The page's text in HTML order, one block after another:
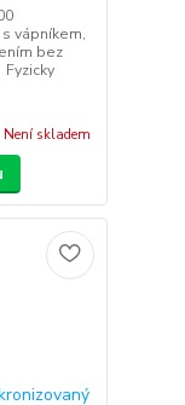
vápníkem,
bez
Není skladem